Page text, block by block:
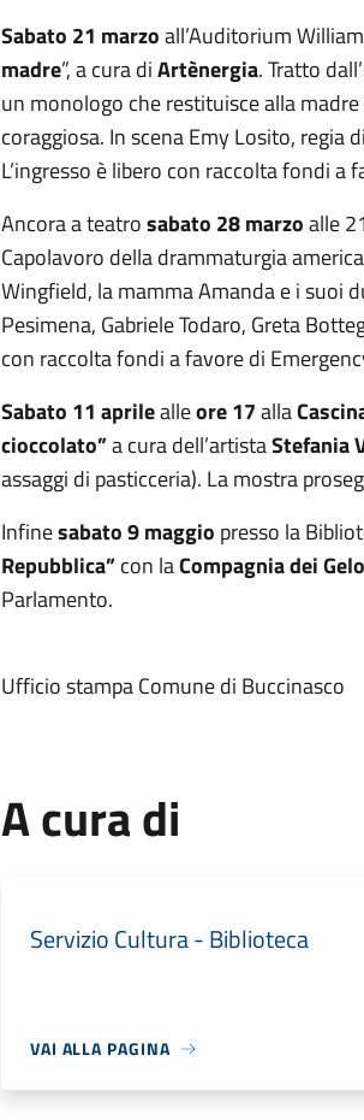
Sabato 21 marzoall’Auditorium
madre”, a cura diArtènergia. Tratto
un monologo che restituisce alla
coraggiosa. In scena Emy Losito, regia
L’ingresso è libero con raccolta fondi a
Ancora a teatrosabato 28 marzoalle
Capolavoro della drammaturgia
Wingfield, la mamma Amanda e i suoi
Pesimena, Gabriele Todaro, Greta
con raccolta fondi a favore di
Sabato 11 aprilealleore 17alla
cioccolato”a cura dell’artistaStefania
assaggi di pasticceria). La mostra
Infinesabato 9 maggio presso la
Repubblica”con laCompagnia dei
Parlamento.
Ufficio stampa Comune di Buccinasco
A cura di
Servizio Cultura - Biblioteca
VAI ALLA PAGINA